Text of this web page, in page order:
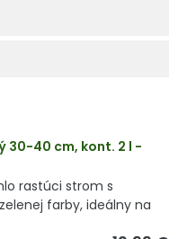
30-40 cm, kont. 2 l -
rastúci strom s
farby, ideálny na